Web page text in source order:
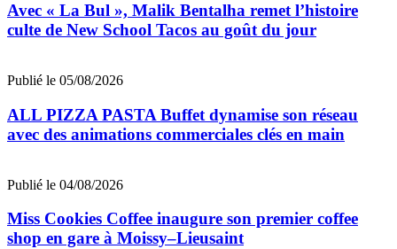
Avec « La Bul », Malik Bentalha remet l’histoire
culte de New School Tacos au goût du jour
Publié le 05/08/2026
ALL PIZZA PASTA Buffet dynamise son réseau
avec des animations commerciales clés en main
Publié le 04/08/2026
Miss Cookies Coffee inaugure son premier coffee
shop en gare à Moissy–Lieusaint